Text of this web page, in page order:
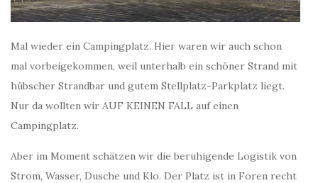
Mal wieder ein Campingplatz. Hier waren wir auch schon
mal vorbeigekommen, weil unterhalb ein schöner Strand mit
hübscher Strandbar und gutem Stellplatz-Parkplatz liegt.
Nur da wollten wir AUF KEINEN FALL auf einen
Campingplatz.
Aber im Moment schätzen wir die beruhigende Logistik von
Strom, Wasser, Dusche und Klo. Der Platz ist in Foren recht